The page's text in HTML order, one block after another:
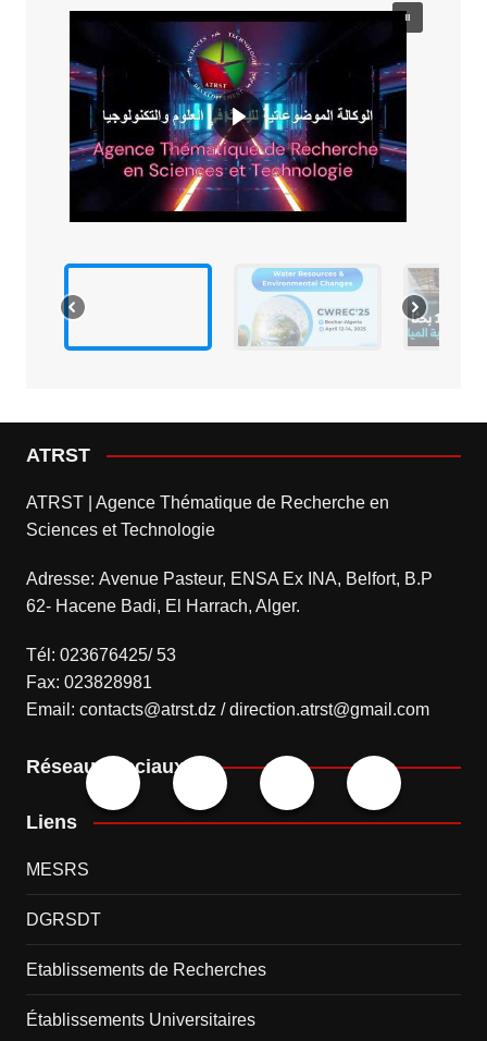
ATRST
ATRST | Agence Thématique de Recherche en
Sciences et Technologie
Adresse: Avenue Pasteur, ENSA Ex INA, Belfort, B.P
62- Hacene Badi, El Harrach, Alger.
Tél: 023676425/ 53
Fax: 023828981
Email: contacts@atrst.dz / direction.atrst@gmail.com
Réseaux sociaux
Liens
MESRS
DGRSDT
Etablissements de Recherches
Établissements Universitaires